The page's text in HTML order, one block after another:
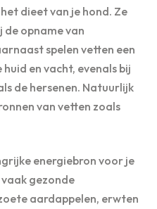
dieet van je hond. Ze
de opname van
spelen vetten een
en vacht, evenals bij
de hersenen. Natuurlijk
van vetten zoals
energiebron voor je
gezonde
aardappelen, erwten